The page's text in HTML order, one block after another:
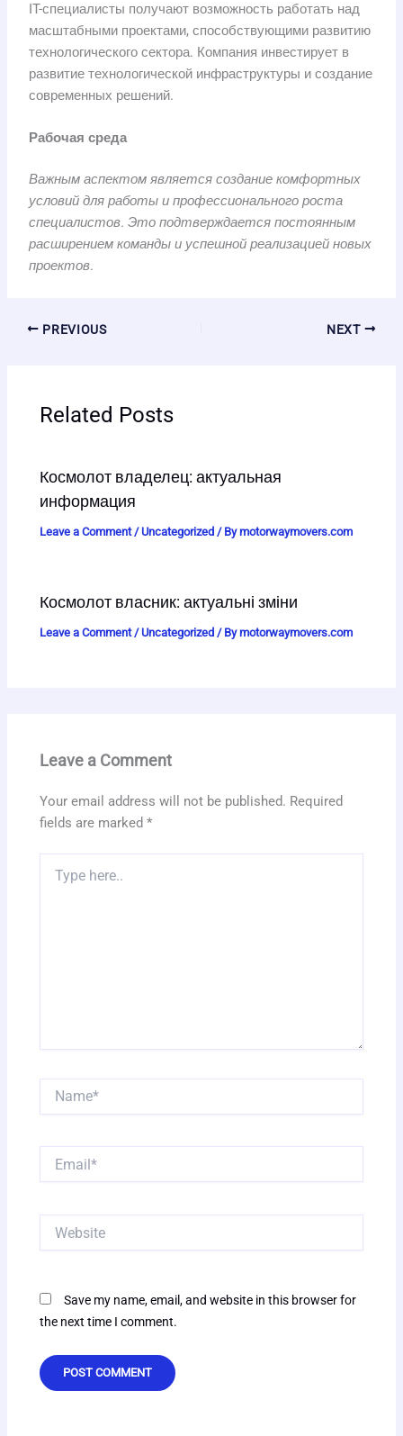
IT-специалисты получают возможность работать над
масштабными проектами, способствующими развитию
технологического сектора. Компания инвестирует в
развитие технологической инфраструктуры и создание
современных решений.
Рабочая среда
Важным аспектом является создание комфортных
условий для работы и профессионального роста
специалистов. Это подтверждается постоянным
расширением команды и успешной реализацией новых
проектов.
PREVIOUS NEXT
Related Posts
Космолот владелец: актуальная
информация
Leave a Comment /Uncategorized / Bymotorwaymovers.com
Космолот власник: актуальні зміни
Leave a Comment /Uncategorized / Bymotorwaymovers.com
Leave a Comment
Your email address will not be published. Required
fields are marked*
here..
Save my name, email, and website in this browser for
the next time I comment.